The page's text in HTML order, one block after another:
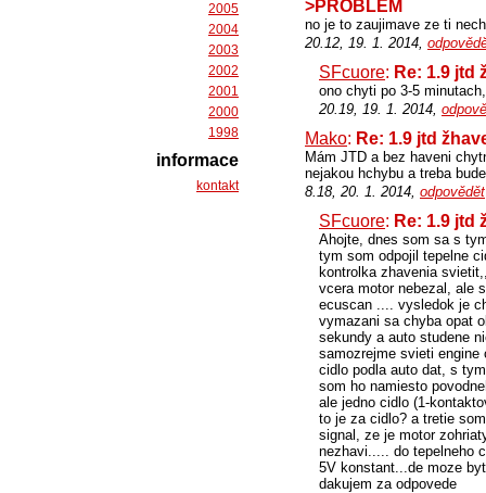
>PROBLEM
no je to zaujimave ze ti
20.12, 19. 1. 2014,
SFcuore: Re: 1.9 jtd
ono chyti po 3-5
20.19, 19. 1. 2014,
Mako: Re: 1.9 jtd
Mám JTD a bez haveni
nejakou hchybu a treba
8.18, 20. 1. 2014, odpovědět
SFcuore: Re: 1.9 jtd
Ahojte, dnes som sa s
tym som odpojil tepelne
kontrolka zhavenia
vcera motor nebezal, ale
ecuscan .... vysledok je
vymazani sa chyba opat
sekundy a auto studene
samozrejme svieti engine
cidlo podla auto dat, s
som ho namiesto
ale jedno cidlo (1-
to je za cidlo? a tretie
signal, ze je motor
nezhavi..... do tepelneho
5V konstant...de moze
dakujem za odpovede
2005
2004
2003
2002
2001
2000
1998
informace
kontakt